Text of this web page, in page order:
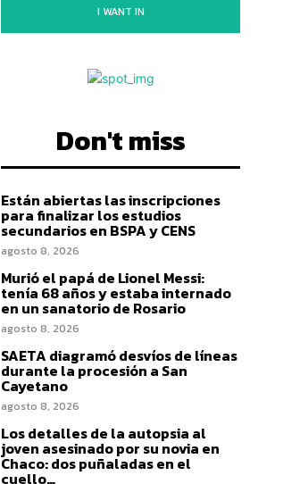
I WANT IN
Don't miss
Están abiertas las inscripciones
para finalizar los estudios
secundarios en BSPA y CENS
agosto 8, 2026
Murió el papá de Lionel Messi:
tenía 68 años y estaba internado
en un sanatorio de Rosario
agosto 8, 2026
SAETA diagramó desvíos de líneas
durante la procesión a San
Cayetano
agosto 8, 2026
Los detalles de la autopsia al
joven asesinado por su novia en
Chaco: dos puñaladas en el
cuello…